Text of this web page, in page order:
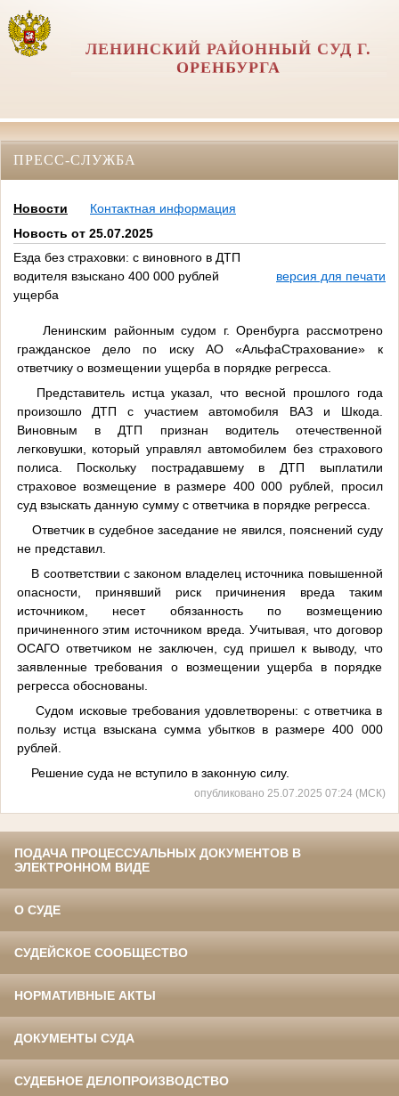
ЛЕНИНСКИЙ РАЙОННЫЙ СУД Г.
ОРЕНБУРГА
ПРЕСС-СЛУЖБА
Новости
Контактная информация
Новость от 25.07.2025
Езда без страховки: с виновного в ДТП
водителя взыскано 400 000 рублей
ущерба
версия для печати
Ленинским районным судом г. Оренбурга рассмотрено
гражданское дело по иску АО «АльфаСтрахование» к
ответчику о возмещении ущерба в порядке регресса.
Представитель истца указал, что весной прошлого года
произошло ДТП с участием автомобиля ВАЗ и Шкода.
Виновным в ДТП признан водитель отечественной
легковушки, который управлял автомобилем без страхового
полиса. Поскольку пострадавшему в ДТП выплатили
страховое возмещение в размере 400 000 рублей, просил
суд взыскать данную сумму с ответчика в порядке регресса.
Ответчик в судебное заседание не явился, пояснений суду
не представил.
В соответствии с законом владелец источника повышенной
опасности, принявший риск причинения вреда таким
источником, несет обязанность по возмещению
причиненного этим источником вреда. Учитывая, что договор
ОСАГО ответчиком не заключен, суд пришел к выводу, что
заявленные требования о возмещении ущерба в порядке
регресса обоснованы.
Судом исковые требования удовлетворены: с ответчика в
пользу истца взыскана сумма убытков в размере 400 000
рублей.
Решение суда не вступило в законную силу.
опубликовано 25.07.2025 07:24 (МСК)
ПОДАЧА ПРОЦЕССУАЛЬНЫХ ДОКУМЕНТОВ В
ЭЛЕКТРОННОМ ВИДЕ
О СУДЕ
СУДЕЙСКОЕ СООБЩЕСТВО
НОРМАТИВНЫЕ АКТЫ
ДОКУМЕНТЫ СУДА
СУДЕБНОЕ ДЕЛОПРОИЗВОДСТВО